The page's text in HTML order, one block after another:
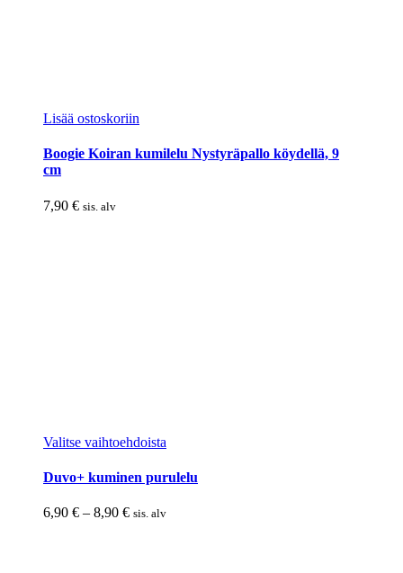
Lisää ostoskoriin
Boogie Koiran kumilelu Nystyräpallo köydellä, 9
cm
7,90 € sis. alv
Valitse vaihtoehdoista
on
Duvo+ kuminen purulelu
6,90 € – 8,90 €Hintaluokka:
sis. alv